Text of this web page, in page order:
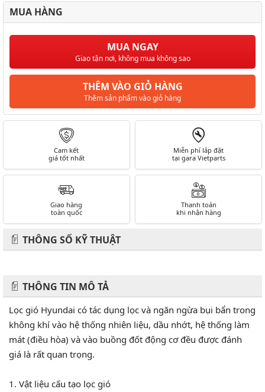
MUA HÀNG
MUA NGAY
Giao tận nơi, không mua không sao
THÊM VÀO GIỎ HÀNG
Thêm sản phẩm vào giỏ hàng
Cam kết
giá tốt nhất
Miễn phí lắp đặt
tại gara Vietparts
Giao hàng
toàn quốc
Thanh toán
khi nhận hàng
THÔNG SỐ KỸ THUẬT
THÔNG TIN MÔ TẢ
Lọc gió Hyundai có tác dụng lọc và ngăn ngừa bụi bẩn trong
không khí vào hệ thống nhiên liệu, dầu nhớt, hệ thống làm
mát (điều hòa) và vào buồng đốt động cơ đều được đánh
giá là rất quan trọng.
1. Vật liệu cấu tạo lọc gió